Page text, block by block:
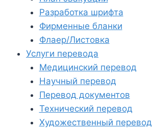
Разработка шрифта
Фирменные бланки
Флаер/Листовка
Услуги перевода
Медицинский перевод
Научный перевод
Перевод документов
Технический перевод
Художественный перевод